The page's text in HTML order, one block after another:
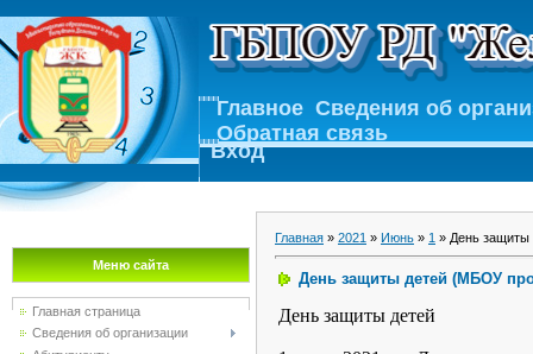
Главное Сведения об
Обратная связь
Вход
Меню сайта
Главная страница
Сведения об организации
Главная » 2021 » Июнь » 1 » День
День защиты детей (МБОУ
День защиты детей